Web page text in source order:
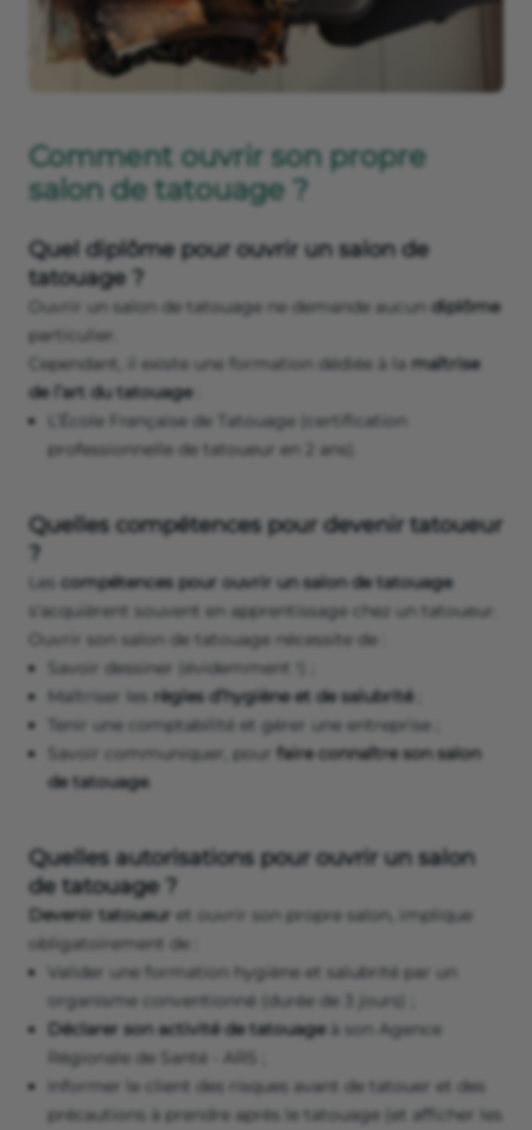
Comment ouvrir son propre
salon de tatouage ?
Quel diplôme pour ouvrir un salon de
tatouage ?
Ouvrir un salon de tatouage ne demande aucun diplôme
particulier.
Cependant, il existe une formation dédiée à la maîtrise
de l’art du tatouage:
L’École Française de Tatouage (certification
professionnelle de tatoueur en 2 ans).
Quelles compétences pour devenir tatoueur
?
Les compétences pour ouvrir un salon de tatouage
s'acquièrent souvent en apprentissage chez un tatoueur.
Ouvrir son salon de tatouage nécessite de :
Savoir dessiner (évidemment !) ;
Maîtriser les règles d’hygiène et de salubrité
Tenir une comptabilité et gérer une entreprise ;
Savoir communiquer, pour faire connaître son salon
de tatouage.
Quelles autorisations pour ouvrir un salon
de tatouage ?
Devenir tatoueur et ouvrir son propre salon, implique
obligatoirement de :
Valider une formation hygiène et salubrité par un
organisme conventionné (durée de 3 jours) ;
Déclarer son activité de tatouage à son Agence
Régionale de Santé - ARS ;
Informer le client des risques avant de tatouer et des
précautions à prendre après le tatouage (et afficher les